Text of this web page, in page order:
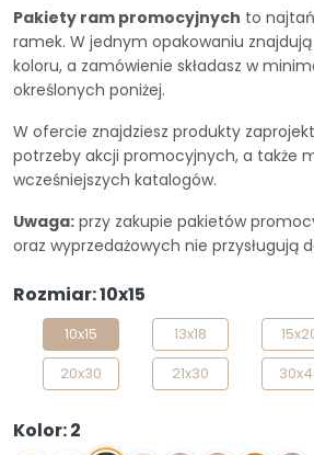
Pakiety ram promocyjnych to
ramek. W jednym opakowaniu
koloru, a zamówienie składasz w
określonych poniżej.
W ofercie znajdziesz produkty
potrzeby akcji promocyjnych, a także
wcześniejszych katalogów.
Uwaga: przy zakupie pakietów
oraz wyprzedażowych nie przysługują
Rozmiar: 10x15
10x15 13x18
20x30
21x30
Kolor: 2